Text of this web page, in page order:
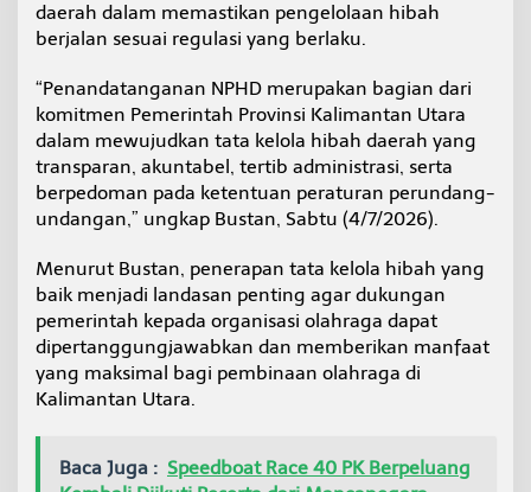
daerah dalam memastikan pengelolaan hibah
berjalan sesuai regulasi yang berlaku.
“Penandatanganan NPHD merupakan bagian dari
komitmen Pemerintah Provinsi Kalimantan Utara
dalam mewujudkan tata kelola hibah daerah yang
transparan, akuntabel, tertib administrasi, serta
berpedoman pada ketentuan peraturan perundang-
undangan,” ungkap Bustan, Sabtu (4/7/2026).
Menurut Bustan, penerapan tata kelola hibah yang
baik menjadi landasan penting agar dukungan
pemerintah kepada organisasi olahraga dapat
dipertanggungjawabkan dan memberikan manfaat
yang maksimal bagi pembinaan olahraga di
Kalimantan Utara.
Baca Juga : Speedboat Race 40 PK Berpeluang